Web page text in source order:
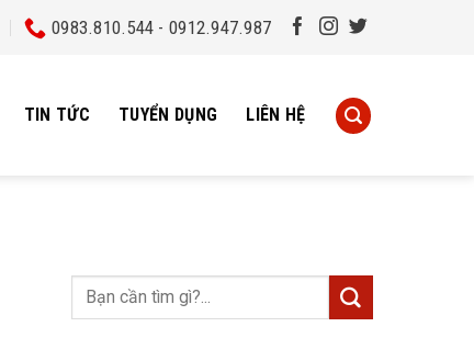
0983.810.544 - 0912.947.987
TIN TỨC TUYỂN DỤNG LIÊN HỆ